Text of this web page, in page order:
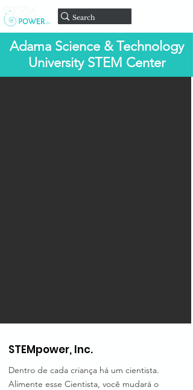
Adama Science & Technology
University STEM Center
STEMpower, Inc.
Dentro de cada criança há um cientista.
Alimente esse Cientista, você mudará o